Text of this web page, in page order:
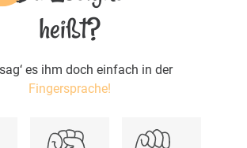
heißt?
es ihm doch einfach in der
Fingersprache!